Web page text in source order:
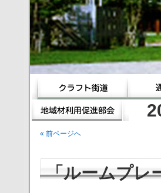
« 前ページへ
「ルームプレ